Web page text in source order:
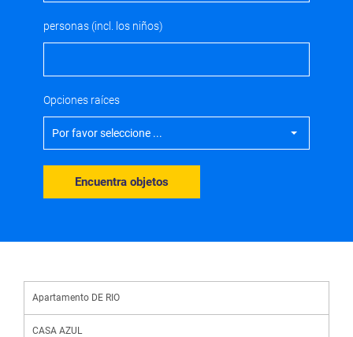
personas (incl. los niños)
Opciones raíces
Por favor seleccione ...
Encuentra objetos
Apartamento DE RIO
CASA AZUL